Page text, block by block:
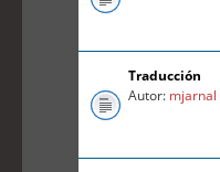
Traducción
Autor: mjarnal